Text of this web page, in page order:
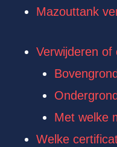
Mazouttank
Verwijderen of
Met welke
Welke